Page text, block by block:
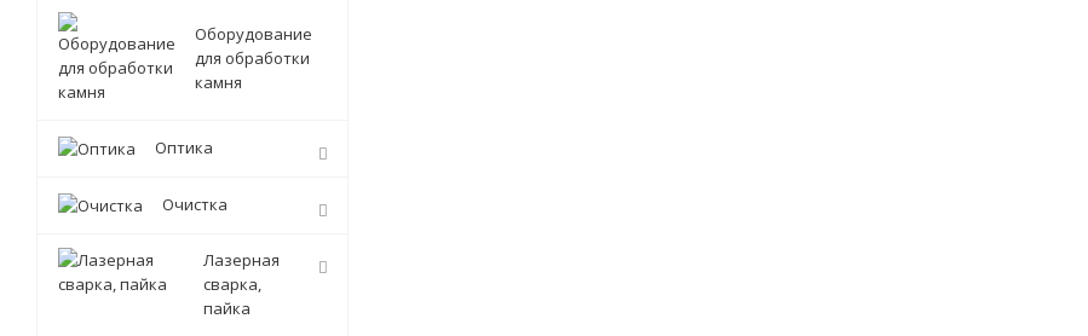
Оборудование
для обработки
камня
Оптика
Очистка
Лазерная
сварка,
пайка